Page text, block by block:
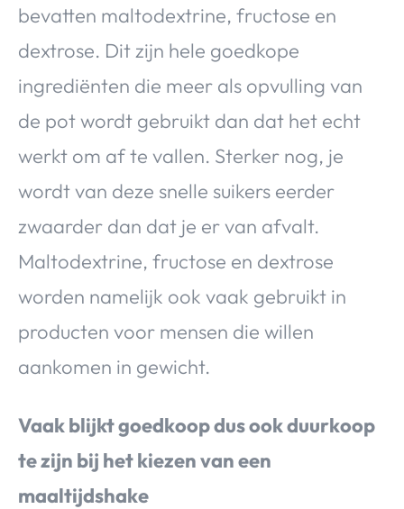
bevatten maltodextrine, fructose en
dextrose. Dit zijn hele goedkope
ingrediënten die meer als opvulling van
de pot wordt gebruikt dan dat het echt
werkt om af te vallen. Sterker nog, je
wordt van deze snelle suikers eerder
zwaarder dan dat je er van afvalt.
Maltodextrine, fructose en dextrose
worden namelijk ook vaak gebruikt in
producten voor mensen die willen
aankomen in gewicht.
Vaak blijkt goedkoop dus ook duurkoop
te zijn bij het kiezen van een
maaltijdshake